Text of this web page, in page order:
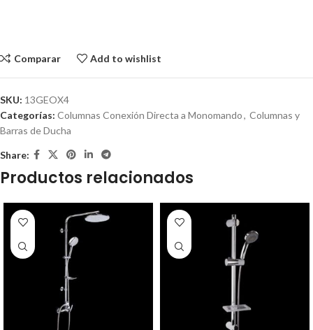
Comparar Add to wishlist
SKU: 13GEOX4
Categorías: Columnas Conexión Directa a Monomando, Columnas y
Barras de Ducha
Share:
Productos relacionados